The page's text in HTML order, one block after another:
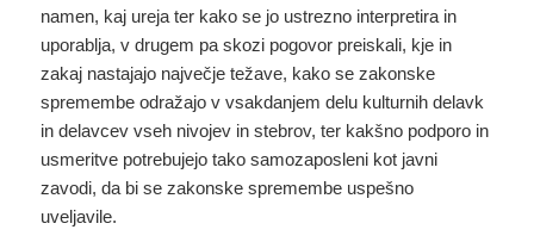
namen, kaj ureja ter kako se jo ustrezno interpretira in
uporablja, v drugem pa skozi pogovor preiskali, kje in
zakaj nastajajo največje težave, kako se zakonske
spremembe odražajo v vsakdanjem delu kulturnih delavk
in delavcev vseh nivojev in stebrov, ter kakšno podporo in
usmeritve potrebujejo tako samozaposleni kot javni
zavodi, da bi se zakonske spremembe uspešno
uveljavile.